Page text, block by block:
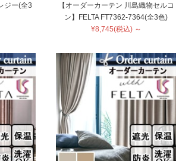
ジー(全3
【オーダーカーテン 川島織物セルコ
ン】FELTA FT7362-7364(全3色)
¥8,745(税込) ～